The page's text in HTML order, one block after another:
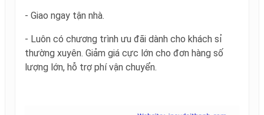
- Giao ngay tận nhà.
- Luôn có chương trình ưu đãi dành cho khách sỉ
thường xuyên. Giảm giá cực lớn cho đơn hàng số
lượng lớn, hỗ trợ phí vận chuyển.